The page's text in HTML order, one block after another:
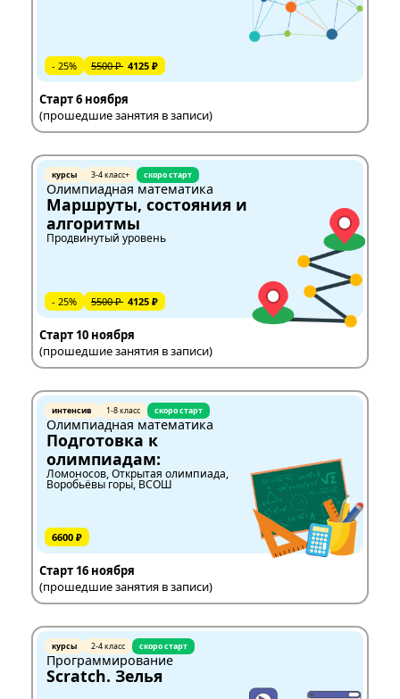
- 25% 5500 ₽ 4125 ₽
Старт 6 ноября
(прошедшие занятия в записи)
курсы 3-4 класс+ скоро старт
Олимпиадная математика
Маршруты, состояния и
алгоритмы
Продвинутый уровень
- 25% 5500 ₽ 4125 ₽
Старт 10 ноября
(прошедшие занятия в записи)
интенсив 1-8 класс скоро старт
Олимпиадная математика
Подготовка к
олимпиадам:
Ломоносов, Открытая олимпиада,
Воробьёвы горы, ВСОШ
6600 ₽
Старт 16 ноября
(прошедшие занятия в записи)
курсы 2-4 класс скоро старт
Программирование
Scratch. Зелья